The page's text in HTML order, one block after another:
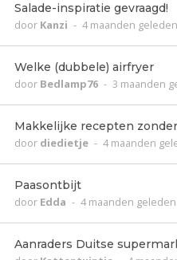
Salade-inspiratie gevraagd!
door Kanzi - 4 maanden geleden
Welke (dubbele) airfryer
door Bedlamp76 - 3 maanden
Makkelijke recepten
door diedietje - 4 maanden
Paasontbijt
door Edda - 4 maanden geleden
Aanraders Duitse